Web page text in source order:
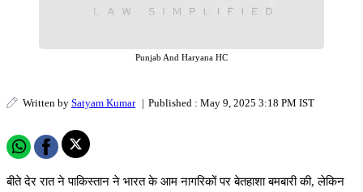
Punjab And Haryana HC
Written by Satyam Kumar | Published : May 9, 2025 3:18 PM IST
बीते देर रात ने पाकिस्तान ने भारत के आम नागरिकों पर बेतहाशा बमबारी की, लेकिन